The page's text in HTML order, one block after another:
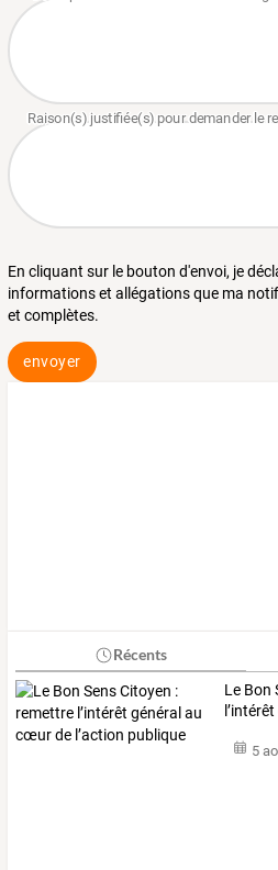
En cliquant sur le bouton d'envoi, je
informations et allégations que ma
et complètes.
envoyer
Récents
Le Bon
l’intérêt
5